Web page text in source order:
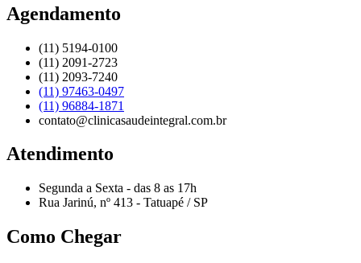
Agendamento
(11) 5194-0100
(11) 2091-2723
(11) 2093-7240
(11) 97463-0497
(11) 96884-1871
contato@clinicasaudeintegral.com.br
Atendimento
Segunda a Sexta - das 8 as 17h
Rua Jarinú, nº 413 - Tatuapé / SP
Como Chegar